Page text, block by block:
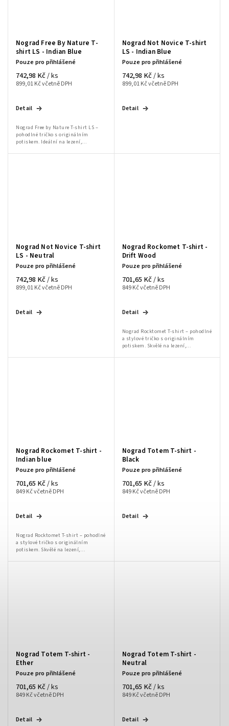
Nograd Free By Nature T-
shirt LS - Indian Blue
Pouze pro přihlášené
899,01 Kč včetně DPH
742,98 Kč/ ks
Detail
Nograd Free by Nature T-shirt LS –
pohodlné tričko s originálním
potiskem. Ideální na lezení,
Nograd Not Novice T-shirt
LS - Indian Blue
Pouze pro přihlášené
899,01 Kč včetně DPH
742,98 Kč/ ks
Detail
Nograd Not Novice T-shirt
LS - Neutral
Pouze pro přihlášené
899,01 Kč včetně DPH
742,98 Kč/ ks
Detail
Nograd Rockomet T-shirt -
Drift Wood
Pouze pro přihlášené
849 Kč včetně DPH
701,65 Kč/ ks
Detail
Nograd Rocktomet T-shirt – pohodlné
a stylové tričko s originálním
potiskem. Skvělé na lezení,
Nograd Rockomet T-shirt -
Indian blue
Pouze pro přihlášené
849 Kč včetně DPH
701,65 Kč/ ks
Detail
Nograd Rocktomet T-shirt – pohodlné
a stylové tričko s originálním
potiskem. Skvělé na lezení,
Nograd Totem T-shirt -
Black
Pouze pro přihlášené
849 Kč včetně DPH
701,65 Kč/ ks
Detail
Nograd Totem T-shirt -
Ether
Pouze pro přihlášené
849 Kč včetně DPH
701,65 Kč/ ks
Detail
Nograd Totem T-shirt -
Neutral
Pouze pro přihlášené
849 Kč včetně DPH
701,65 Kč/ ks
Detail